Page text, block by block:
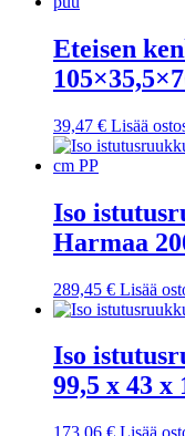
Eteisen
39,47 € Lisää
Iso
Harmaa
289,45 € Lisää
Iso
99,5 x 43 x